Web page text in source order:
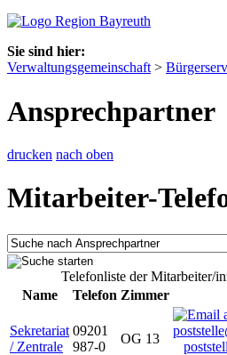
Sie sind hier:
Verwaltungsgemeinschaft >
Ansprechpartner
drucken nach oben
Mitarbeiter-
Telefonliste der Mitarbeiter/
Name
Telefon Zimmer
Sekretariat
/ Zentrale
09201
987-0
OG 13